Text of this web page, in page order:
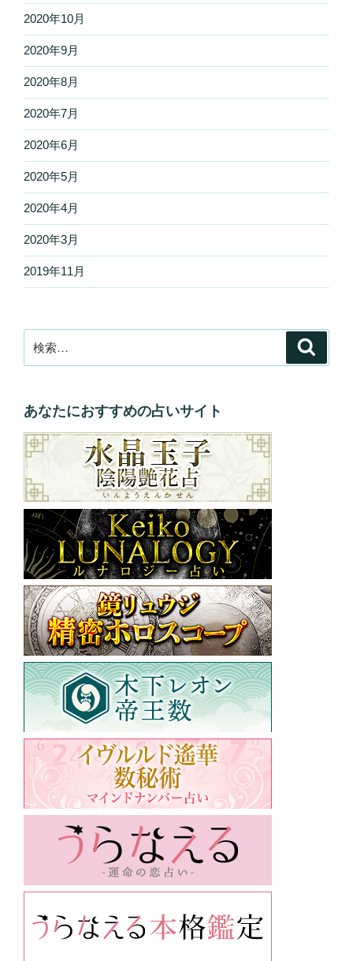
2020年10月
2020年9月
2020年8月
2020年7月
2020年6月
2020年5月
2020年4月
2020年3月
2019年11月
索:
あなたにおすすめの占いサイト